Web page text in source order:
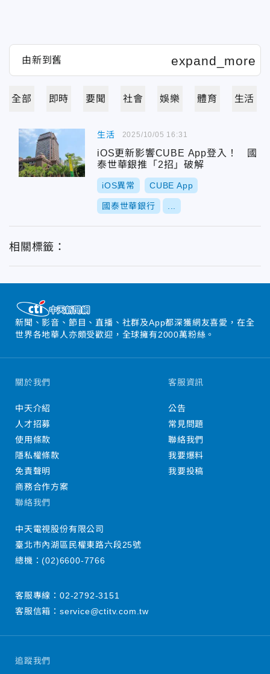
全部 即時 要聞 社會 娛樂 體育 生活
生活
iOS更新影響CUBE App登入！ 國
泰世華銀推「2招」破解
iOS異常 CUBE App
國泰世華銀行
2025/10/05 16:31
相關標籤：
新聞、影音、節目、直播、社群及App都深獲網友喜愛，在全
世界各地華人亦頗受歡迎，全球擁有2000萬粉絲。
追蹤我們
關於我們
中天介紹
人才招募
使用條款
隱私權條款
免責聲明
商務合作方案
客服資訊
公告
常見問題
聯絡我們
我要爆料
我要投稿
聯絡我們
中天電視股份有限公司
臺北市內湖區民權東路六段25號
總機：(02)6600-7766
客服專線： 02-2792-3151
客服信箱： service@ctitv.com.tw